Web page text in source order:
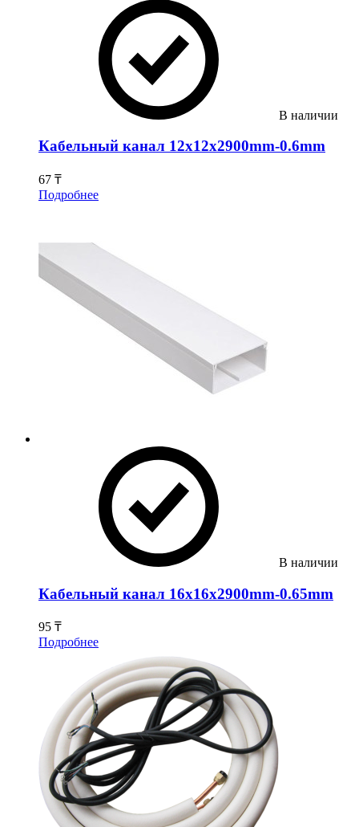
В наличии
Кабельный канал 12x12x2900mm-0.6mm
67 ₸
Подробнее
В наличии
Кабельный канал 16x16x2900mm-0.65mm
95 ₸
Подробнее